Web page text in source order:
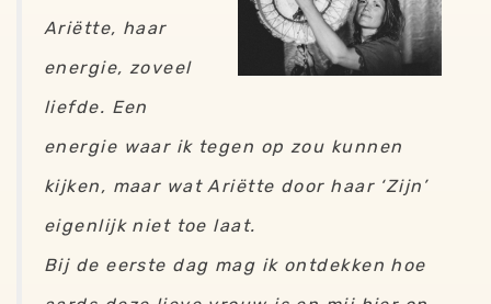
Ariëtte, haar
energie, zoveel
liefde. Een
energie waar ik tegen op zou kunnen
kijken, maar wat Ariëtte door haar ‘Zijn’
eigenlijk niet toe laat.
Bij de eerste dag mag ik ontdekken hoe